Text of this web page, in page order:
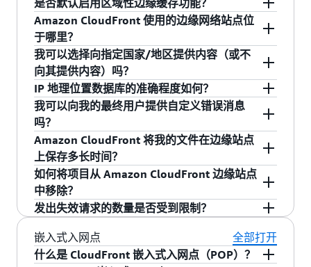
约。
最后，每个方案均包含 Amazon S3 存储服务抵扣
金，用于抵减您的 AWS 账户的标准存储用量。
为了最大程度地节省这些成本，请将您的 AWS 源
配置为仅接受来自 CloudFront 的流量。对于 S3，
可结合私有存储桶使用源访问控制（OAC），为指
定的 CloudFront 分发授予访问权限。对于应用程
序负载均衡器、网络负载均衡器以及私有子网中
的 Amazon EC2 实例，可通过 VPC 源限制仅允许
指定的 CloudFront 分发访问。
的 WAF、DNS 和 DDoS 防护等其他服务将根据各
自用量单独计费。
络传输内容。区域性边缘缓存站点位于原始 Web
服务器和全球边缘站点之间，直接向读者提供内
容。这可帮助提升查看者的体验，同时降低扩展
原始资源的运营负担和成本。
Amazon CloudFront 拥有多个分散在全球的区域
性边缘缓存
（或称为 REC），提供靠近最终用户
的额外缓存层。它们位于原始 Web 服务器和 AWS
边缘站点之间，直接向用户提供内容。如果缓存
对象不再那么受欢迎，各个边缘站点可以移除这
些对象，从而为更常请求的内容腾出空间。区域
性边缘缓存的缓存宽度比任何单个边缘站点都更
大，因此对象会缓存更长时间。这有助于让更多
内容更为靠近读者，减少 CloudFront 返回原始
Web 服务器的需要，提升读者阅读体验。例如，
欧洲的 CloudFront 边缘站点现在会转到法兰克福
的区域性边缘缓存站点来提取对象，然后再返回
您的原始 Web 服务器。区域性边缘缓存地点可用
于任何来源，例如 S3、EC2 或自定义来源。当前
托管应用程序源的区域会跳过 REC。
是否默认启用区域性边缘缓存功能？
是的。您无需对 CloudFront 分发进行任何更改；
已为所有新的和现有的 CloudFront 分发默认启用
本功能。使用此功能不会产生额外费用。
Amazon CloudFront 使用的边缘网络站点位
于哪里？
Amazon CloudFront 通过全球边缘站点网络和区
域边缘缓存进行内容分发。您可以在此处查看
Amazon CloudFront 站点的完整列表。
我可以选择向指定国家/地区提供内容（或不
向其提供内容）吗？
可以，可以利用地理限制功能指定用户可以访问
您的内容的国家/地区列表。或者，您也可以指定
用户不可以访问您的内容的国家/地区列表。在这
两种情况中，CloudFront 均以 HTTP 状态代码
403（禁止）响应来自受限制国家/地区的查看者
的请求。
IP 地理位置数据库的准确程度如何？
国家/地区查找数据库的 IP 地址准确性因地区而
异。根据最近的测试，我们所提供的 IP 地址与国
家/地区映射的总体准确性为 99.8%。
我可以向我的最终用户提供自定义错误消息
吗？
可以，您可以针对各种 HTTP 4xx 和 5xx 错误响应
创建带有您自己的品牌和内容的自定义错误消息
（例如 HTML 文件或 .jpg 图形）。然后，您可以
对 Amazon CloudFront 进行配置，使其在您的原
始服务器向 CloudFront 返回指定错误时，向查看
者返回您的自定义错误消息。
Amazon CloudFront 将我的文件在边缘站点
上保存多长时间？
默认情况下，如果没有设置缓存控制标头，则在
上次检查原始服务器以获取文件更改 24 小时之
后，每当边缘站点接收到请求时，都会检查该文
件的更新版本。这段时间称为“过期时段”。 您可
以通过对源文件中的文件设置缓存控制标头，将
如何将项目从 Amazon CloudFront 边缘站点
中移除？
您可以通过多个选项将文件从边缘站点移除。您
可以从原始文件中删除该文件，并且当边缘站点
中的内容到达在每个数据元的 HTTP 标头中定义
发出失效请求的数量是否受到限制？
如果您想逐个让对象失效，则同一时间最多可以
对每个分发的 3000 个对象发出失效请求。一个无
嵌入式入网点
全部打开
什么是 CloudFront 嵌入式入网点（POP）？